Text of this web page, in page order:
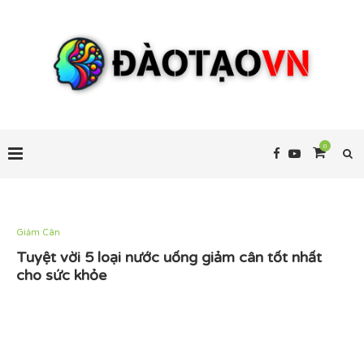
0
Giảm Cân
Tuyệt vời 5 loại nước uống giảm cân tốt nhất
cho sức khỏe